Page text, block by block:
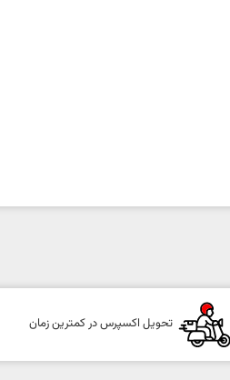
تحویل اکسپرس در کمترین زمان